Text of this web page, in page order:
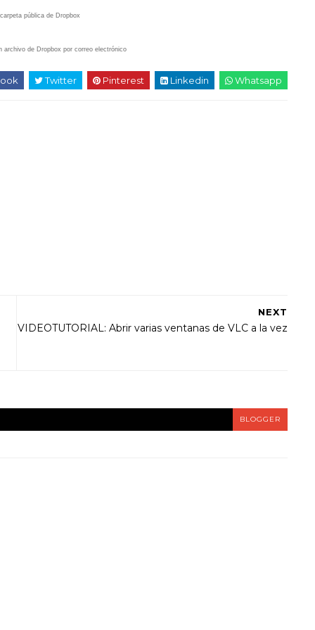
pública de Dropbox
archivo de Dropbox por correo electrónico
Twitter Pinterest Linkedin Whatsapp
NEXT
VIDEOTUTORIAL: Abrir varias ventanas de VLC a la vez
BLOGGER